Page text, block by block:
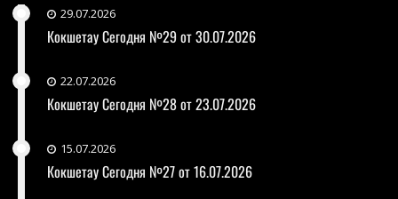
29.07.2026
Кокшетау Сегодня №29 от 30.07.2026
22.07.2026
Кокшетау Сегодня №28 от 23.07.2026
15.07.2026
Кокшетау Сегодня №27 от 16.07.2026